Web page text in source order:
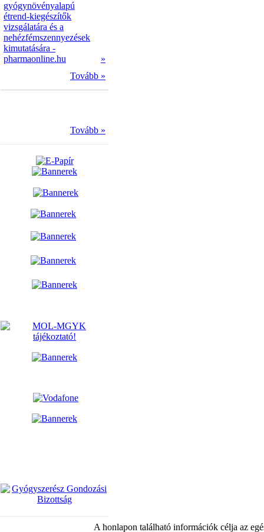
gyógynövényalapú
étrend-kiegészítők
vizsgálatára és a
nehézfémszennyezések
kimutatására -
pharmaonline.hu
»
Tovább »
Tovább »
A honlapon található információk célja az